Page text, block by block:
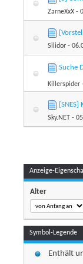
ZarneXxX -
Silidor -
Suche
Killerspider
Sky.NET -
Anzeige-
Alter
Symbol-Legende
Enthält